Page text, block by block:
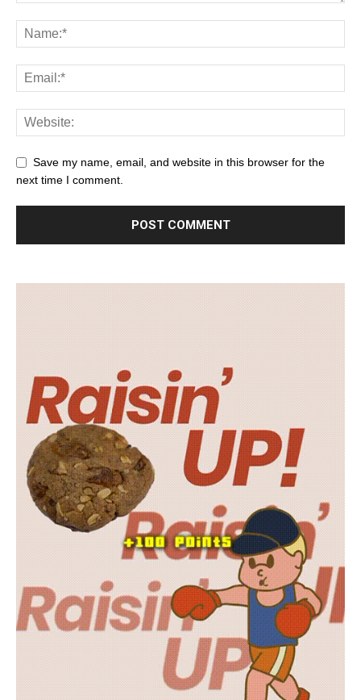
Save my name, email, and website in this browser for the
next time I comment.